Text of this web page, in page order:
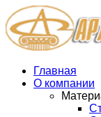
Главная
О компании